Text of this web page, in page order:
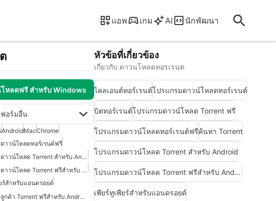
แอพ เกม AI นักพัฒนา
หลดฟรี สำหรับ Windows
อร์มอื่น
AndroidMacChrome
าวน์โหลดทอร์เรนต์ฟรี
โปรแกรมดาวน์โหลด Torrent สำหรับ Android
โปรแกรมดาวน์โหลด Torrent ฟรีสำหรับ Android
ร์สำหรับแอนดรอยด์
โปรแกรมลูกค้า Torrent ฟรีสำหรับ Android
หัวข้อที่เกี่ยวข้อง
เกี่ยวกับ ดาวนโหลดทอรเรนต
ไคลเอนต์ทอร์เรนต์โปรแกรมดาวน์โหลดทอร์เรนต์
บิตทอร์เรนต์โปรแกรมดาวน์โหลด Torrent ฟรี
โปรแกรมดาวน์โหลดทอร์เรนต์ฟรีค้นหา Torrent
โปรแกรมดาวน์โหลด Torrent สำหรับ Android
โปรแกรมดาวน์โหลด Torrent ฟรีสำหรับ Android
เพียร์ทูเพียร์สำหรับแอนดรอยด์